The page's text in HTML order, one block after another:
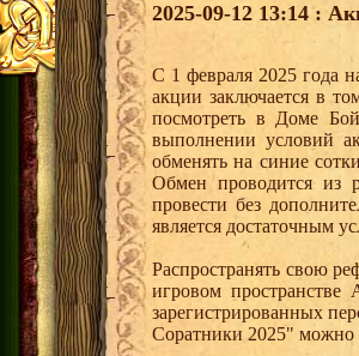
2025-09-12 13:14 :
С 1 февраля 2025 года
акции заключается в
посмотреть в Доме
выполнении условий
обменять на синие
Обмен проводится из
провести без
является достаточным
Распространять свою
игровом
зарегистрированных
Соратники 2025" можно